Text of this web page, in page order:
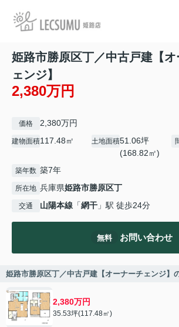
姫路市勝原区丁／中古戸建【
ェンジ】
2,380万円
価格 2,380万円
建物面積117.48㎡ 土地面積51.06坪
(168.82㎡)
築年数 築7年
所在地 兵庫県姫路市勝原区丁
交通 山陽本線 「網干 」駅 徒歩24分
無料 お問い合わせ
姫路市勝原区丁／中古戸建【オーナーチェンジ】
2,380万円
35.53坪(117.48㎡)